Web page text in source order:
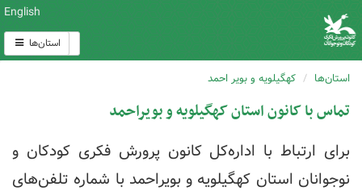
English
استان‌ها
استان‌ها کهگیلویه و بویر احمد
تماس با کانون استان کهگیلویه و بویراحمد
برای ارتباط با اداره‌کل کانون پرورش فکری کودکان و
نوجوانان استان کهگیلویه و بویراحمد با شماره تلفن‌های